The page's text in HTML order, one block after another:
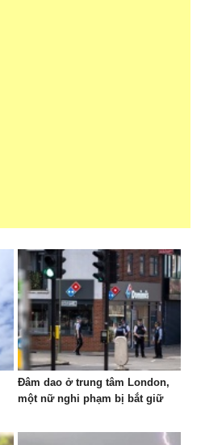
Đâm dao ở trung tâm London,
một nữ nghi phạm bị bắt giữ